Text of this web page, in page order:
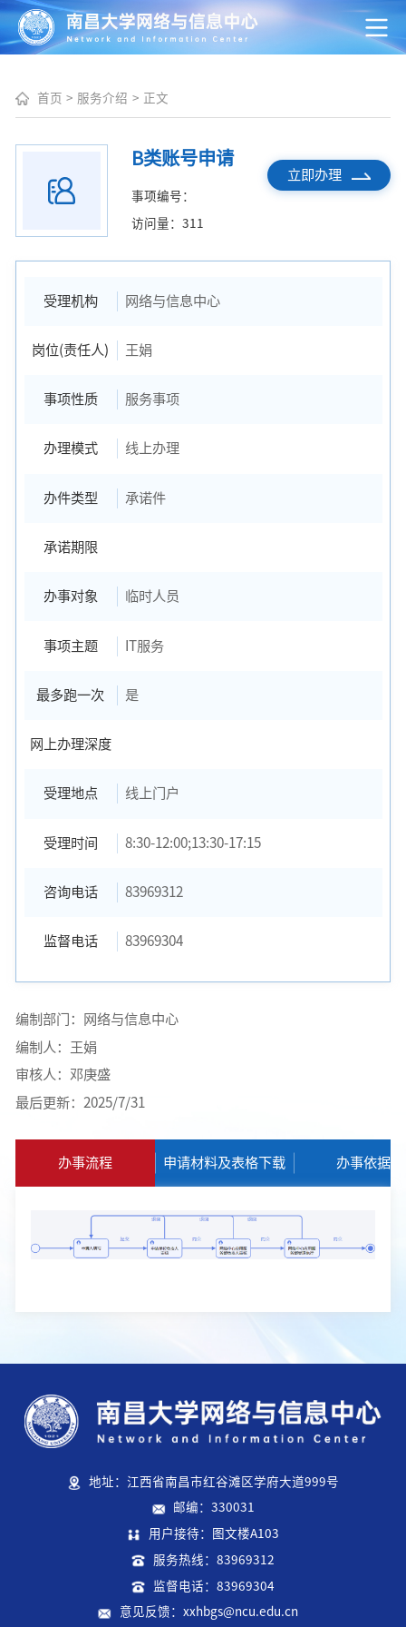
首页 > 服务介绍 > 正文
B类账号申请
事项编号：
访问量： 311
立即办理
受理机构 网络与信息中心
岗位(责任人) 王娟
事项性质 服务事项
办理模式 线上办理
办件类型 承诺件
承诺期限
办事对象 临时人员
事项主题 IT服务
最多跑一次 是
网上办理深度
受理地点 线上门户
受理时间 8:30-12:00;13:30-17:15
咨询电话 83969312
监督电话 83969304
编制部门：网络与信息中心
编制人：王娟
审核人：邓庚盛
最后更新：2025/7/31
办事流程 申请材料及表格下载 办事依据
地址：江西省南昌市红谷滩区学府大道999号
邮编：330031
用户接待：图文楼A103
服务热线：83969312
监督电话：83969304
意见反馈：xxhbgs@ncu.edu.cn